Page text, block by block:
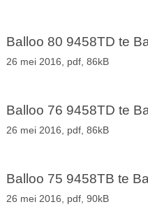
Balloo 80 9458TD te
26 mei 2016, pdf, 86kB
Balloo 76 9458TD te
26 mei 2016, pdf, 86kB
Balloo 75 9458TB te
26 mei 2016, pdf, 90kB